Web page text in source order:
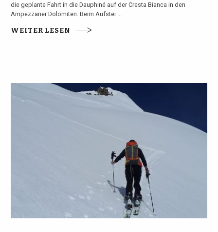
die geplante Fahrt in die Dauphiné auf der Cresta Bianca in den
Ampezzaner Dolomiten. Beim Aufstei ...
WEITER LESEN